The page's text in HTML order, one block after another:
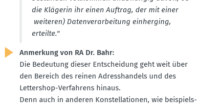
die Klägerin ihr einen Auftrag, der mit einer
weiteren) Daten­ver­ar­beitung einherging,
erteilte."
Anmerkung von RA Dr. Bahr:
Die Bedeutung dieser Entscheidung geht weit über
den Bereich des reinen Adress­handels und des
Lettershop-Verfahrens hinaus.
Denn auch in anderen Konstel­la­tionen, wie beispiels­